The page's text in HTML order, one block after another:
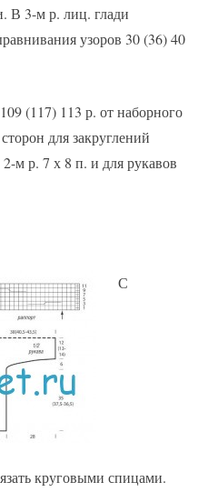
В 3-м р. лиц. глади
узоров 30 (36) 40
(117) 113 р. от наборного
для закруглений
м р. 7 х 8 п. и для рукавов
С
круговыми спицами.